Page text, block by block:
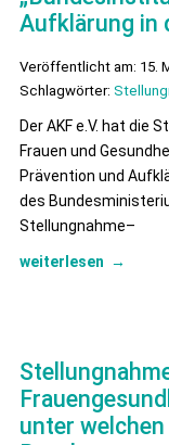
Aufklärung in
Veröffentlicht am: 15.
Schlagwörter:
Der AKF e.V. hat die
Frauen und
Prävention und
des
Stellungnahme–
weiterlesen →
unter